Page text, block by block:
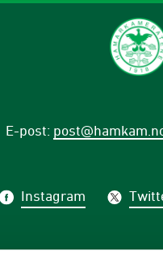
E-post:
Instagram